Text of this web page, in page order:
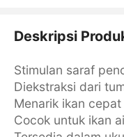
Deskripsi
Stimulan saraf
Diekstraksi dari
Menarik ikan
Cocok untuk ikan